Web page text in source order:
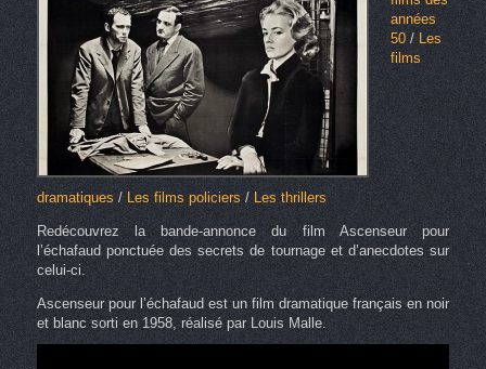
années
50/ Les
films
dramatiques/Les films policiers/ Les thrillers
Redécouvrez la bande-annonce du film Ascenseur pour
l’échafaud ponctuée des secrets de tournage et d’anecdotes sur
celui-ci.
Ascenseur pour l’échafaud est un film dramatique français en noir
et blanc sorti en 1958, réalisé par Louis Malle.